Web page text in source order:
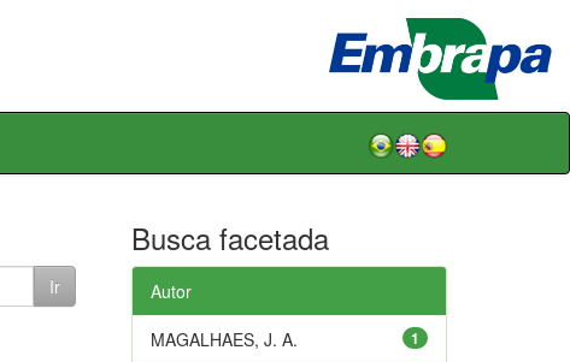
Busca facetada
Autor
1
MAGALHAES, J. A.